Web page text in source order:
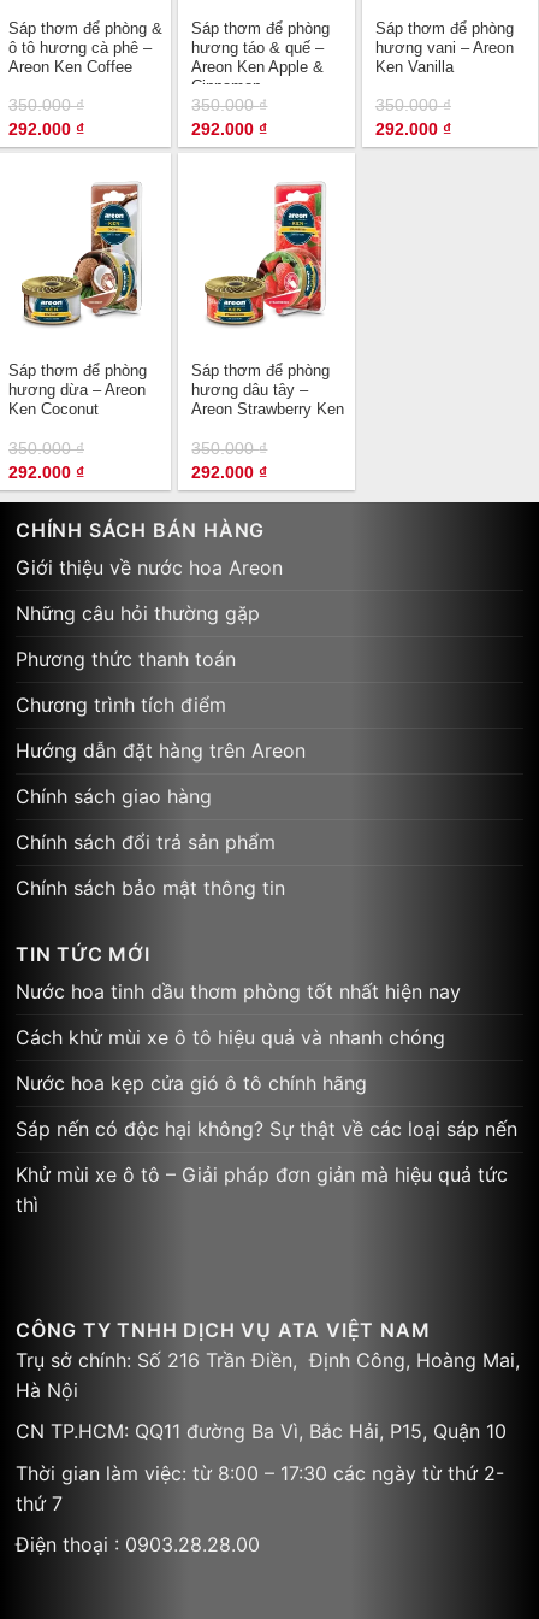
Sáp thơm để phòng &
ô tô hương cà phê –
Areon Ken Coffee
350.000₫
Giá
gốc
là:
292.000 ₫Giá
hiện
tại
292.000 ₫.
Sáp thơm để phòng
hương táo & quế –
Areon Ken Apple &
Cinnamon
350.000₫
Giá
gốc
là:
292.000₫Giá
hiện
tại
292.000 ₫.
Sáp thơm để phòng
hương vani – Areon
Ken Vanilla
350.000₫
Giá
gốc
là:
292.000 ₫Giá
hiện
tại
Sáp thơm để phòng
hương dừa – Areon
Ken Coconut
350.000₫
Giá
gốc
là:
292.000 ₫Giá
hiện
tại
292.000 ₫.
Sáp thơm để phòng
hương dâu tây –
Areon Strawberry Ken
350.000₫
Giá
gốc
là:
292.000₫Giá
hiện
tại
CHÍNH SÁCH BÁN HÀNG
Giới thiệu về nước hoa Areon
Những câu hỏi thường gặp
Phương thức thanh toán
Chương trình tích điểm
Hướng dẫn đặt hàng trên Areon
Chính sách giao hàng
Chính sách đổi trả sản phẩm
Chính sách bảo mật thông tin
TIN TỨC MỚI
Nước hoa tinh dầu thơm phòng tốt nhất hiện nay
Cách khử mùi xe ô tô hiệu quả và nhanh chóng
Nước hoa kẹp cửa gió ô tô chính hãng
Sáp nến có độc hại không? Sự thật về các loại sáp nến
Khử mùi xe ô tô – Giải pháp đơn giản mà hiệu quả tức
thì
CÔNG TY TNHH DỊCH VỤ ATA VIỆT NAM
Trụ sở chính: Số 216 Trần Điền, Định Công, Hoàng Mai,
Hà Nội
CN TP.HCM: QQ11 đường Ba Vì, Bắc Hải, P15, Quận 10
Thời gian làm việc: từ 8:00 – 17:30 các ngày từ thứ 2-
thứ 7
Điện thoại : 0903.28.28.00